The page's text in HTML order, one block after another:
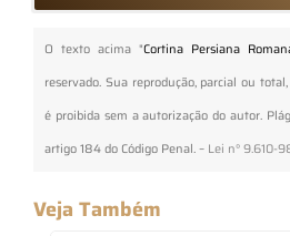
O texto acima "Cortina Persiana
reservado. Sua reprodução, parcial ou
é proibida sem a autorização do autor.
artigo 184 do Código Penal. – Lei n° 9.610-
Veja Também